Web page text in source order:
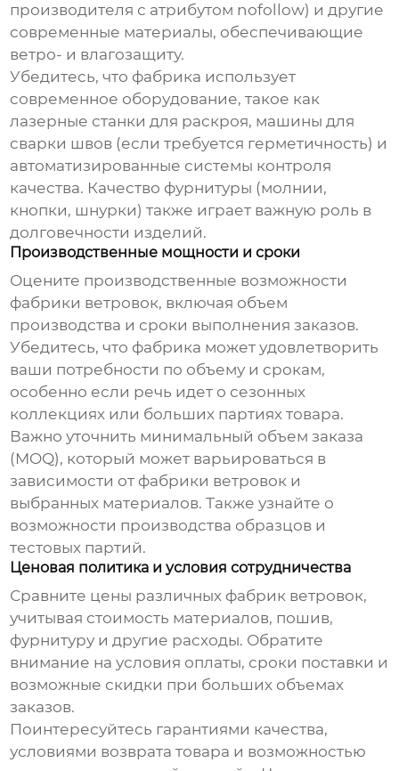
производителя с атрибутом nofollow) и другие
современные материалы, обеспечивающие
ветро- и влагозащиту.
Убедитесь, что фабрика использует
современное оборудование, такое как
лазерные станки для раскроя, машины для
сварки швов (если требуется герметичность) и
автоматизированные системы контроля
качества. Качество фурнитуры (молнии,
кнопки, шнурки) также играет важную роль в
долговечности изделий.
Производственные мощности и сроки
Оцените производственные возможности
фабрики ветровок, включая объем
производства и сроки выполнения заказов.
Убедитесь, что фабрика может удовлетворить
ваши потребности по объему и срокам,
особенно если речь идет о сезонных
коллекциях или больших партиях товара.
Важно уточнить минимальный объем заказа
(MOQ), который может варьироваться в
зависимости от фабрики ветровок и
выбранных материалов. Также узнайте о
возможности производства образцов и
тестовых партий.
Ценовая политика и условия сотрудничества
Сравните цены различных фабрик ветровок,
учитывая стоимость материалов, пошив,
фурнитуру и другие расходы. Обратите
внимание на условия оплаты, сроки поставки и
возможные скидки при больших объемах
заказов.
Поинтересуйтесь гарантиями качества,
условиями возврата товара и возможностью